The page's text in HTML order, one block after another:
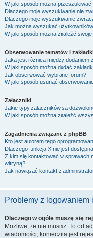
W jaki sposób można przeszukiwać
Dlaczego moje wyszukiwanie nie
Dlaczego moje wyszukiwanie
Jak można wyszukać
W jaki sposób można znaleźć
Obserwowanie tematów i zakładki
Jaka jest różnica między dodaniem
W jaki sposób można dodać
Jak obserwować wybrane forum?
W jaki sposób usunąć
Załączniki
Jakie typy załączników są
W jaki sposób można znaleźć
Zagadnienia związane z phpBB
Kto jest autorem tego
Dlaczego funkcja X nie jest
Z kim się kontaktować w sprawach
witryną?
Jak nawiązać kontakt z
Problemy z logowaniem
Dlaczego w ogóle muszę się
Możliwe, że nie musisz. To od
wiadomości, konieczna jest